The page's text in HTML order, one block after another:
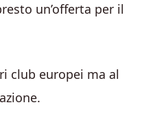
un’offerta per il
club europei ma al